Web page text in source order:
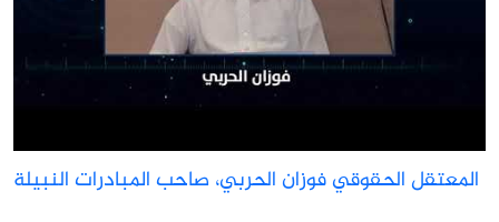
المعتقل الحقوقي فوزان الحربي، صاحب المبادرات النبيلة